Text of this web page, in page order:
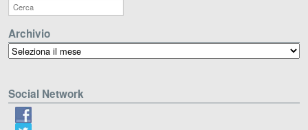
Archivio
Archivio
Social Network